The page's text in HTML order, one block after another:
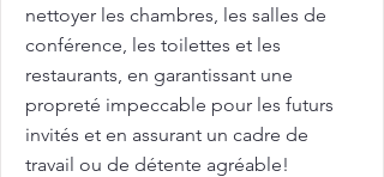
nettoyer les chambres, les salles de
conférence, les toilettes et les
restaurants, en garantissant une
propreté impeccable pour les futurs
invités et en assurant un cadre de
travail ou de détente agréable!